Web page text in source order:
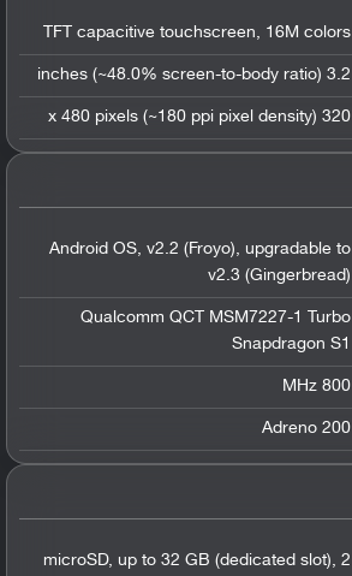
TFT capacitive touchscreen, 16M colors
3.2 inches (~48.0% screen-to-body ratio)
320 x 480 pixels (~180 ppi pixel density)
Android OS, v2.2 (Froyo), upgradable to
v2.3 (Gingerbread)
Qualcomm QCT MSM7227-1 Turbo
Snapdragon S1
800 MHz
Adreno 200
microSD, up to 32 GB (dedicated slot), 2